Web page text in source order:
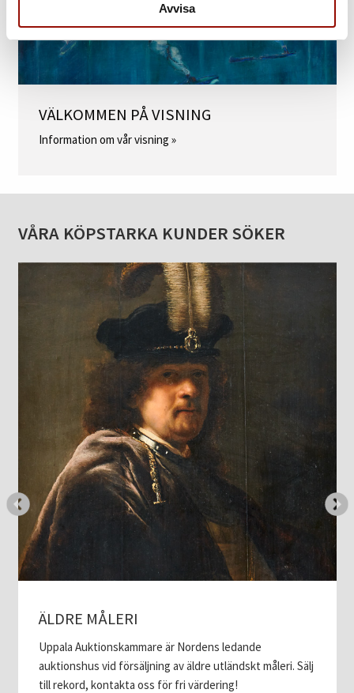
Avvisa
VÄLKOMMEN PÅ VISNING
Information om vår visning »
VÅRA KÖPSTARKA KUNDER SÖKER
ÄLDRE MÅLERI
Uppala Auktionskammare är Nordens ledande
auktionshus vid försäljning av äldre utländskt måleri. Sälj
till rekord, kontakta oss för fri värdering!